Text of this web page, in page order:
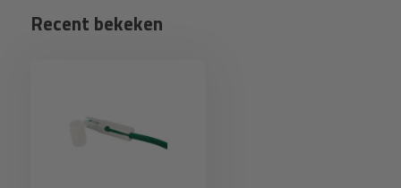
Recent bekeken